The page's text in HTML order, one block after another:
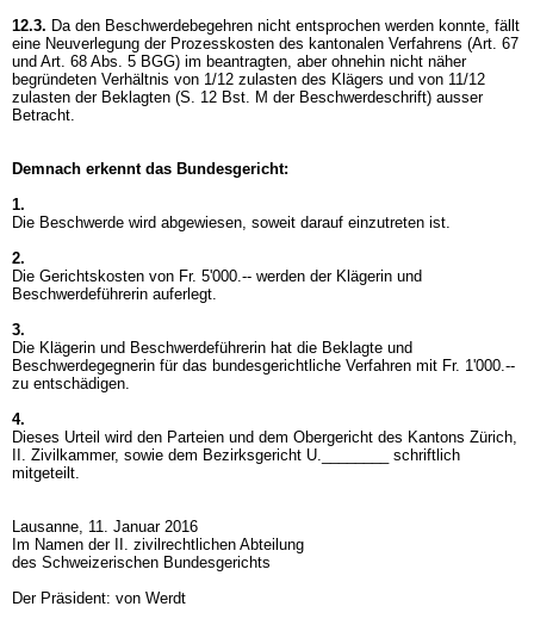
12.3. Da den Beschwerdebegehren nicht entsprochen werden konnte, fällt
eine Neuverlegung der Prozesskosten des kantonalen Verfahrens (Art. 67
und Art. 68 Abs. 5 BGG) im beantragten, aber ohnehin nicht näher
begründeten Verhältnis von 1/12 zulasten des Klägers und von 11/12
zulasten der Beklagten (S. 12 Bst. M der Beschwerdeschrift) ausser
Betracht.
Demnach erkennt das Bundesgericht:
1.
Die Beschwerde wird abgewiesen, soweit darauf einzutreten ist.
2.
Die Gerichtskosten von Fr. 5'000.-- werden der Klägerin und
Beschwerdeführerin auferlegt.
3.
Die Klägerin und Beschwerdeführerin hat die Beklagte und
Beschwerdegegnerin für das bundesgerichtliche Verfahren mit Fr. 1'000.--
zu entschädigen.
4.
Dieses Urteil wird den Parteien und dem Obergericht des Kantons Zürich,
II. Zivilkammer, sowie dem Bezirksgericht U.________ schriftlich
mitgeteilt.
Lausanne, 11. Januar 2016
Im Namen der II. zivilrechtlichen Abteilung
des Schweizerischen Bundesgerichts
Der Präsident: von Werdt